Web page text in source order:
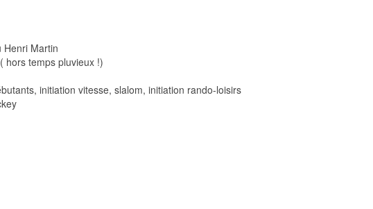
Martin
hors temps pluvieux !)
initiation vitesse, slalom, initiation rando-loisirs